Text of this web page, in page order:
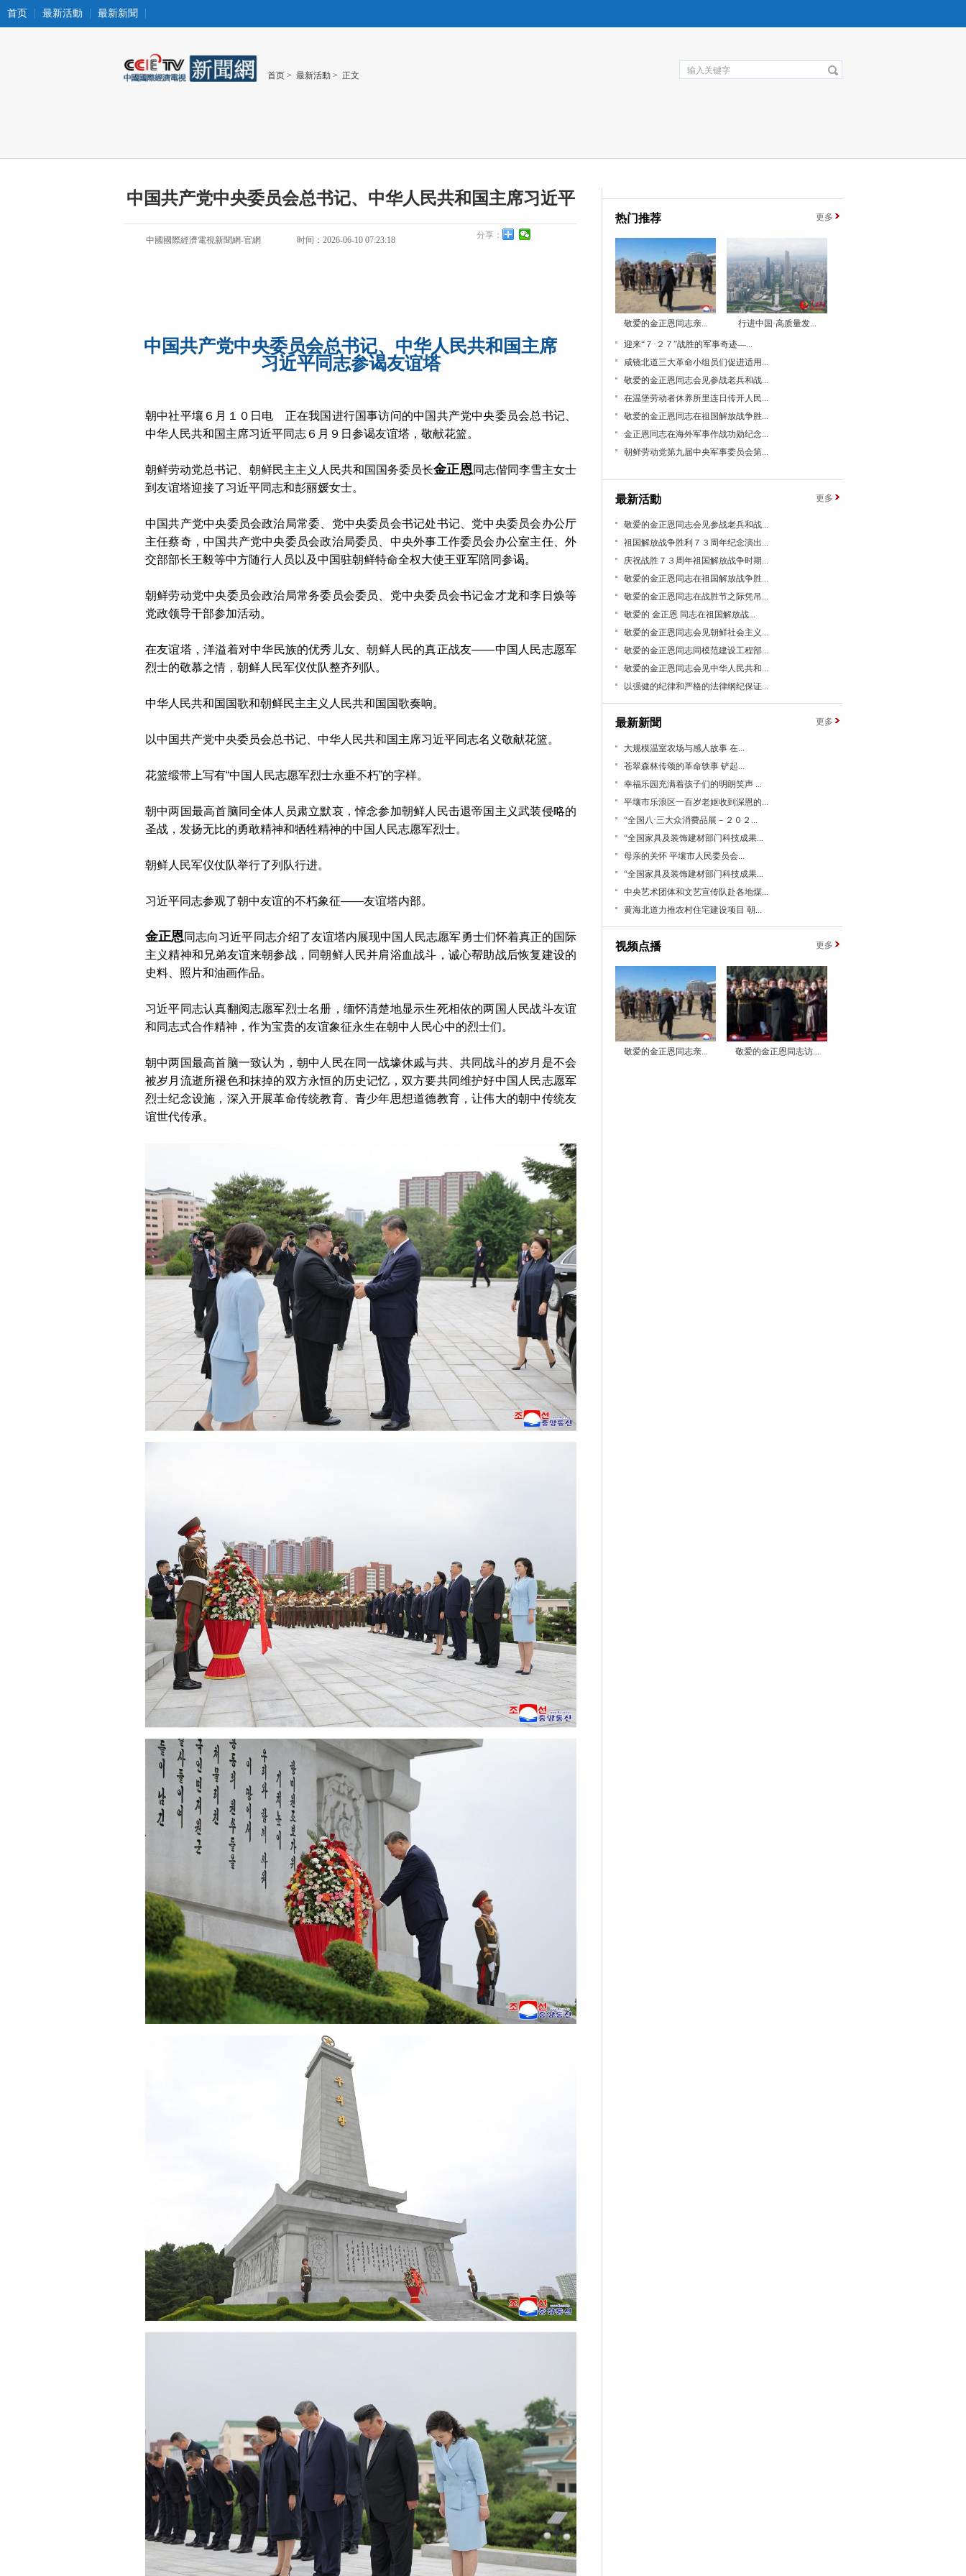
首页 最新活動 最新新聞
首页 > 最新活動 > 正文
中国共产党中央委员会总书记、中华人民共和国主席习近平
中國國際經濟電視新聞網-官網 时间：2026-06-10 07:23:18 分享：
中国共产党中央委员会总书记、中华人民共和国主席
习近平同志参谒友谊塔
朝中社平壤６月１０日电 正在我国进行国事访问的中国共产党中央委员会总书记、
中华人民共和国主席习近平同志６月９日参谒友谊塔，敬献花篮。
朝鲜劳动党总书记、朝鲜民主主义人民共和国国务委员长金正恩同志偕同李雪主女士
到友谊塔迎接了习近平同志和彭丽媛女士。
中国共产党中央委员会政治局常委、党中央委员会书记处书记、党中央委员会办公厅
主任蔡奇，中国共产党中央委员会政治局委员、中央外事工作委员会办公室主任、外
交部部长王毅等中方随行人员以及中国驻朝鲜特命全权大使王亚军陪同参谒。
朝鲜劳动党中央委员会政治局常务委员会委员、党中央委员会书记金才龙和李日焕等
党政领导干部参加活动。
在友谊塔，洋溢着对中华民族的优秀儿女、朝鲜人民的真正战友——中国人民志愿军
烈士的敬慕之情，朝鲜人民军仪仗队整齐列队。
中华人民共和国国歌和朝鲜民主主义人民共和国国歌奏响。
以中国共产党中央委员会总书记、中华人民共和国主席习近平同志名义敬献花篮。
花篮缎带上写有“中国人民志愿军烈士永垂不朽”的字样。
朝中两国最高首脑同全体人员肃立默哀，悼念参加朝鲜人民击退帝国主义武装侵略的
圣战，发扬无比的勇敢精神和牺牲精神的中国人民志愿军烈士。
朝鲜人民军仪仗队举行了列队行进。
习近平同志参观了朝中友谊的不朽象征——友谊塔内部。
金正恩同志向习近平同志介绍了友谊塔内展现中国人民志愿军勇士们怀着真正的国际
主义精神和兄弟友谊来朝参战，同朝鲜人民并肩浴血战斗，诚心帮助战后恢复建设的
史料、照片和油画作品。
习近平同志认真翻阅志愿军烈士名册，缅怀清楚地显示生死相依的两国人民战斗友谊
和同志式合作精神，作为宝贵的友谊象征永生在朝中人民心中的烈士们。
朝中两国最高首脑一致认为，朝中人民在同一战壕休戚与共、共同战斗的岁月是不会
被岁月流逝所褪色和抹掉的双方永恒的历史记忆，双方要共同维护好中国人民志愿军
烈士纪念设施，深入开展革命传统教育、青少年思想道德教育，让伟大的朝中传统友
谊世代传承。
热门推荐 更多
敬爱的金正恩同志亲... 行进中国·高质量发...
迎来“７·２７”战胜的军事奇迹―...
咸镜北道三大革命小组员们促进适用...
敬爱的金正恩同志会见参战老兵和战...
在温堡劳动者休养所里连日传开人民...
敬爱的金正恩同志在祖国解放战争胜...
金正恩同志在海外军事作战功勋纪念...
朝鲜劳动党第九届中央军事委员会第...
最新活動 更多
敬爱的金正恩同志会见参战老兵和战...
祖国解放战争胜利７３周年纪念演出...
庆祝战胜７３周年祖国解放战争时期...
敬爱的金正恩同志在祖国解放战争胜...
敬爱的金正恩同志在战胜节之际凭吊...
敬爱的 金正恩 同志在祖国解放战...
敬爱的金正恩同志会见朝鲜社会主义...
敬爱的金正恩同志同模范建设工程部...
敬爱的金正恩同志会见中华人民共和...
以强健的纪律和严格的法律纲纪保证...
最新新聞 更多
大规模温室农场与感人故事 在...
苍翠森林传颂的革命轶事 铲起...
幸福乐园充满着孩子们的明朗笑声 ...
平壤市乐浪区一百岁老妪收到深恩的...
“全国八·三大众消费品展－２０２...
“全国家具及装饰建材部门科技成果...
母亲的关怀 平壤市人民委员会...
“全国家具及装饰建材部门科技成果...
中央艺术团体和文艺宣传队赴各地煤...
黄海北道力推农村住宅建设项目 朝...
视频点播 更多
敬爱的金正恩同志亲... 敬爱的金正恩同志访...